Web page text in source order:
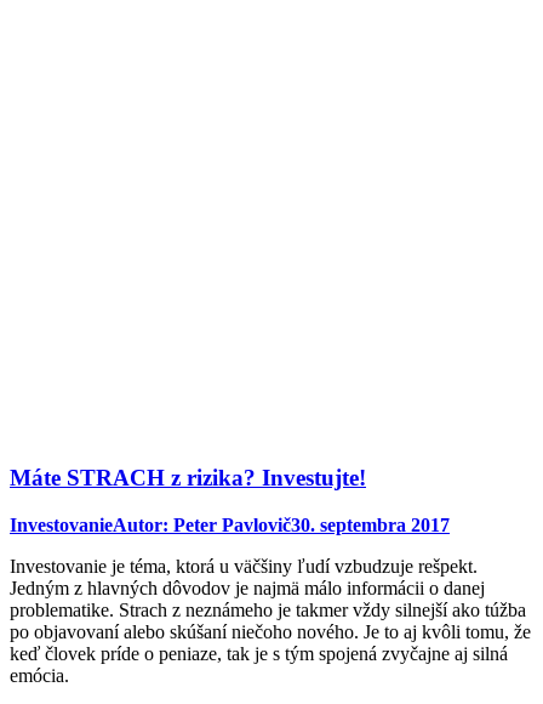
Máte STRACH z rizika? Investujte!
InvestovanieAutor: Peter Pavlovič30. septembra 2017
Investovanie je téma, ktorá u väčšiny ľudí vzbudzuje rešpekt.
Jedným z hlavných dôvodov je najmä málo informácii o danej
problematike. Strach z neznámeho je takmer vždy silnejší ako túžba
po objavovaní alebo skúšaní niečoho nového. Je to aj kvôli tomu, že
keď človek príde o peniaze, tak je s tým spojená zvyčajne aj silná
emócia.